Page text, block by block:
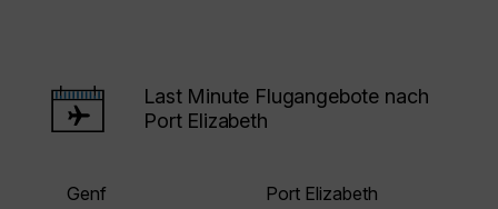
Last Minute Flugangebote nach
Port Elizabeth
Genf
Port Elizabeth